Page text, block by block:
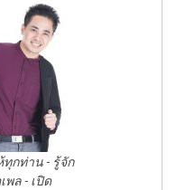
ทุกท่าน - รู้จัก
ล - เปิด